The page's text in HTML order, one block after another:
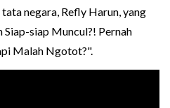
negara, Refly Harun, yang
siap Muncul?! Pernah
Malah Ngotot?".